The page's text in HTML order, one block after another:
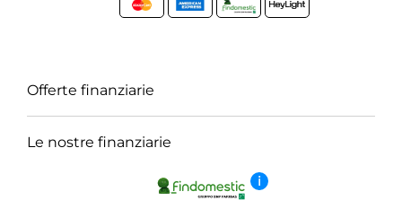
Offerte finanziarie
Le nostre finanziarie
i